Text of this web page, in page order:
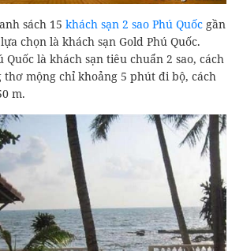
sách 15 khách sạn 2 sao Phú Quốc gần
chọn là khách sạn Gold Phú Quốc.
Quốc là khách sạn tiêu chuẩn 2 sao, cách
mộng chỉ khoảng 5 phút đi bộ, cách
m.